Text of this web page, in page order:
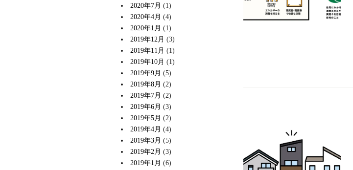
2020年7月 (1)
2020年4月 (4)
2020年1月 (1)
2019年12月 (3)
2019年11月 (1)
2019年10月 (1)
2019年9月 (5)
2019年8月 (2)
2019年7月 (2)
2019年6月 (3)
2019年5月 (2)
2019年4月 (4)
2019年3月 (5)
2019年2月 (3)
2019年1月 (6)